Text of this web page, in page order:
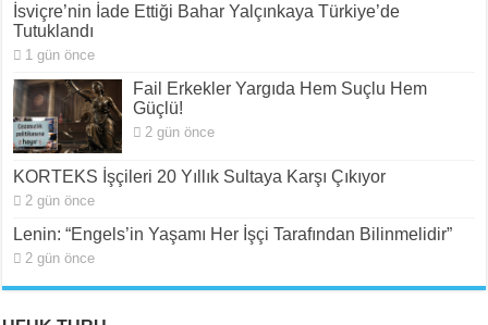
İsviçre’nin İade Ettiği Bahar Yalçınkaya Türkiye’de
Tutuklandı
1 gün önce
Fail Erkekler Yargıda Hem Suçlu Hem
Güçlü!
2 gün önce
KORTEKS İşçileri 20 Yıllık Sultaya Karşı Çıkıyor
2 gün önce
Lenin: “Engels’in Yaşamı Her İşçi Tarafından Bilinmelidir”
2 gün önce